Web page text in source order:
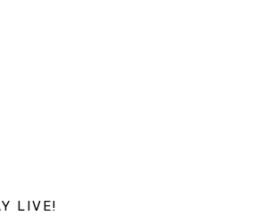
LIVE!